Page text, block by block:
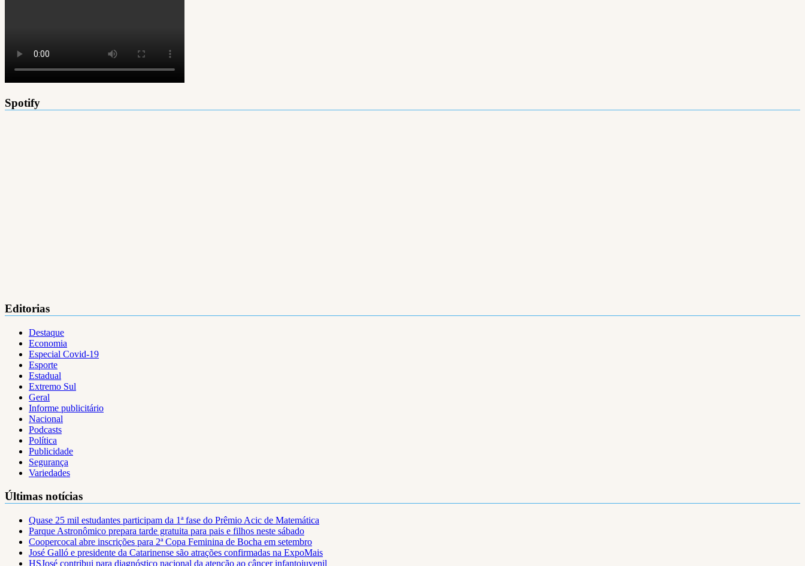
Spotify
Editorias
Destaque
Economia
Especial Covid-19
Esporte
Estadual
Extremo Sul
Geral
Informe publicitário
Nacional
Podcasts
Política
Publicidade
Segurança
Variedades
Últimas notícias
Quase 25 mil estudantes participam da 1ª fase do Prêmio Acic de Matemática
Parque Astronômico prepara tarde gratuita para pais e filhos neste sábado
Coopercocal abre inscrições para 2ª Copa Feminina de Bocha em setembro
José Galló e presidente da Catarinense são atrações confirmadas na ExpoMais
HSJosé contribui para diagnóstico nacional da atenção ao câncer infantojuvenil